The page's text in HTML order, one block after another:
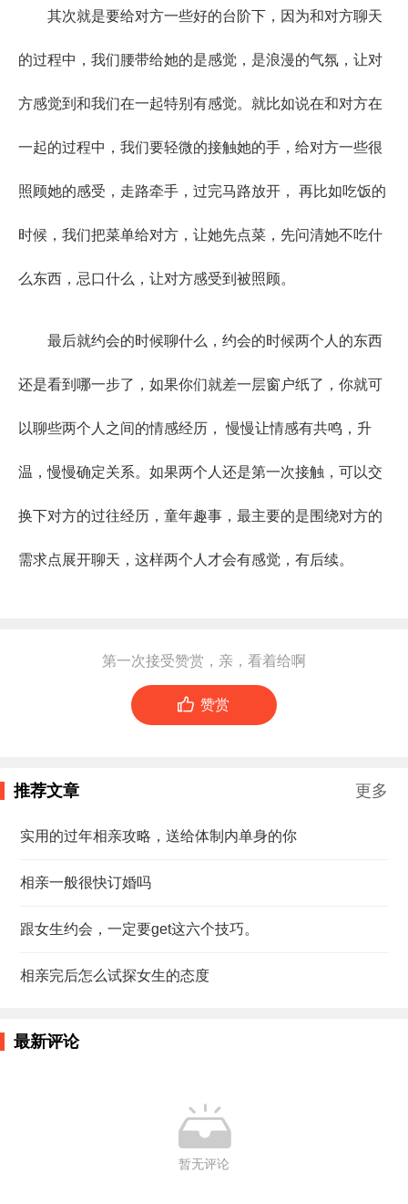
其次就是要给对方一些好的台阶下，因为和对方聊天
的过程中，我们腰带给她的是感觉，是浪漫的气氛，让对
方感觉到和我们在一起特别有感觉。就比如说在和对方在
一起的过程中，我们要轻微的接触她的手，给对方一些很
照顾她的感受，走路牵手，过完马路放开， 再比如吃饭的
时候，我们把菜单给对方，让她先点菜，先问清她不吃什
么东西，忌口什么，让对方感受到被照顾。
最后就约会的时候聊什么，约会的时候两个人的东西
还是看到哪一步了，如果你们就差一层窗户纸了，你就可
以聊些两个人之间的情感经历， 慢慢让情感有共鸣，升
温，慢慢确定关系。如果两个人还是第一次接触，可以交
换下对方的过往经历，童年趣事，最主要的是围绕对方的
需求点展开聊天，这样两个人才会有感觉，有后续。
第一次接受赞赏，亲，看着给啊
 赞赏
推荐文章 更多
实用的过年相亲攻略，送给体制内单身的你
相亲一般很快订婚吗
跟女生约会，一定要get这六个技巧。
相亲完后怎么试探女生的态度
最新评论

暂无评论